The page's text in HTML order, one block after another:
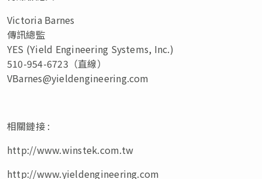
Victoria Barnes
傳訊總監
YES (Yield Engineering Systems, Inc.)
510-954-6723（直線）
VBarnes@yieldengineering.com
相關鏈接 :
http://www.winstek.com.tw
http://www.yieldengineering.com